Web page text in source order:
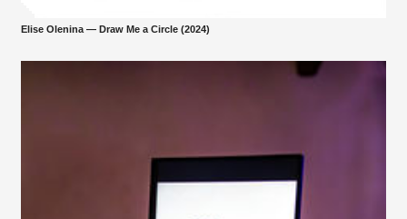
Elise Olenina — Draw Me a Circle (2024)